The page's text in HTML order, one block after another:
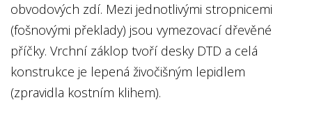
obvodových zdí. Mezi jednotlivými stropnicemi
(fošnovými překlady) jsou vymezovací dřevěné
příčky. Vrchní záklop tvoří desky DTD a celá
konstrukce je lepená živočišným lepidlem
(zpravidla kostním klihem).